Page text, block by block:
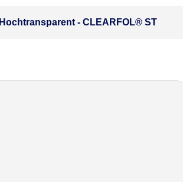
Hochtransparent - CLEARFOL® ST